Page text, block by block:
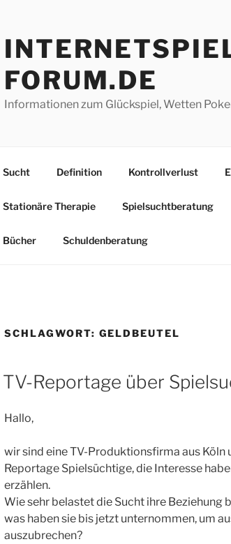
FORUM.DE
Informationen zum Glückspiel, Wetten
Sucht Definition Kontrollverlust
Stationäre Therapie Spielsuchtberatung
Bücher Schuldenberatung
SCHLAGWORT: GELDBEUTEL
TV-Reportage über
Hallo,
wir sind eine TV-Produktionsfirma aus Köln
Reportage Spielsüchtige, die Interesse
erzählen.
Wie sehr belastet die Sucht ihre Beziehung
was haben sie bis jetzt unternommen, um
auszubrechen?